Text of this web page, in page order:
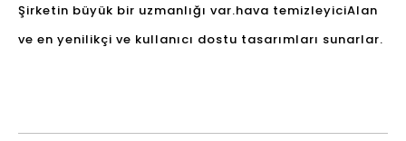
Şirketin büyük bir uzmanlığı var.hava temizleyiciAlan
ve en yenilikçi ve kullanıcı dostu tasarımları sunarlar.